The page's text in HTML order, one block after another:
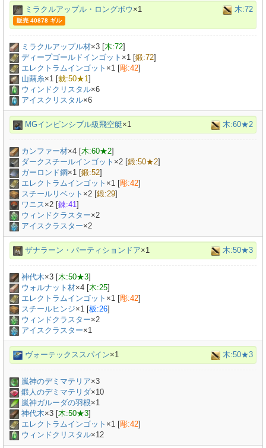
ミラクルアップル・ロングボウ ×1 木:72
販売 40878 ギル
ミラクルアップル材×3 [木:72]
ディープゴールドインゴット ×1 [鍛:72]
エレクトラムインゴット ×1 [彫:42]
山繭糸×1 [裁:50★1]
ウィンドクリスタル×6
アイスクリスタル×6
MGインビンシブル級飛空艇×1 木:60★2
カンファー材×4 [木:60★2]
ダークスチールインゴット ×2 [鍛:50★2]
ガーロンド鋼×1 [鍛:52]
エレクトラムインゴット ×1 [彫:42]
スチールリベット ×2 [鍛:29]
ワニス×2 [錬:41]
ウィンドクラスター×2
アイスクラスター×2
ザナラーン・パーティションドア×1 木:50★3
神代木×3 [木:50★3]
ウォルナット材×4 [木:25]
エレクトラムインゴット ×1 [彫:42]
スチールヒンジ×1 [板:26]
ウィンドクラスター×2
アイスクラスター×1
ヴォーテックススパイン×1 木:50★3
嵐神のデミマテリア×3
鍛人のデミマテリダ×10
嵐神ガルーダの羽根×1
神代木×3 [木:50★3]
エレクトラムインゴット ×1 [彫:42]
ウィンドクリスタル×12